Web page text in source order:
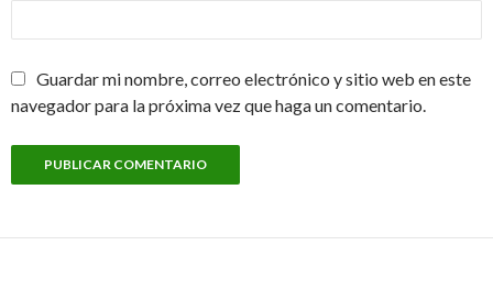
Guardar mi nombre, correo electrónico y sitio web en este
navegador para la próxima vez que haga un comentario.